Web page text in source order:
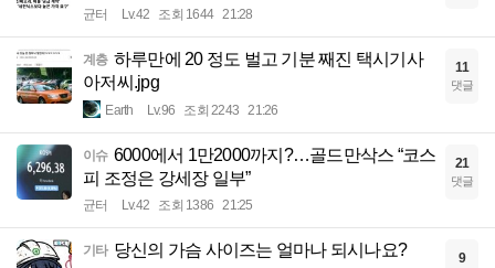
균터 Lv.42 조회 1644 21:28
계층 하루만에 20 정도 벌고 기분 째진 택시기사
아저씨.jpg
Earth Lv.96 조회 2243 21:26
11
댓글
이슈 6000에서 1만2000까지?…골드만삭스 “코스
피 조정은 강세장 일부”
균터 Lv.42 조회 1386 21:25
21
댓글
기타 당신의 가슴 사이즈는 얼마나 되시나요? 9